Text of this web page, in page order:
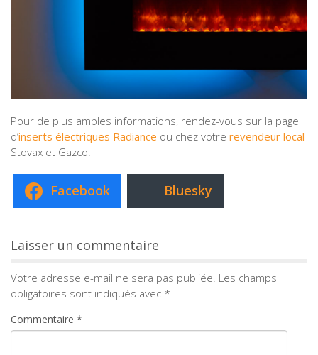
Pour de plus amples informations, rendez-vous sur la page
d’inserts électriques Radiance ou chez votre revendeur local
Stovax et Gazco.
Facebook Bluesky
Laisser un commentaire
Votre adresse e-mail ne sera pas publiée. Les champs
obligatoires sont indiqués avec *
Commentaire *